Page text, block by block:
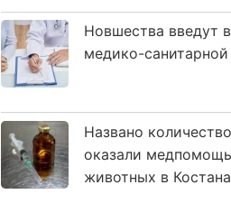
Новшества введут
медико-
Названо
оказали
животных в